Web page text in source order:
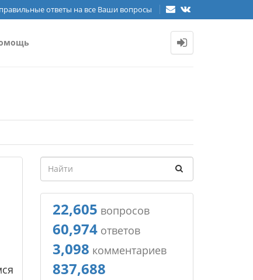
ответы на все Ваши вопросы
22,605 вопросов
60,974ответов
3,098 комментариев
837,688